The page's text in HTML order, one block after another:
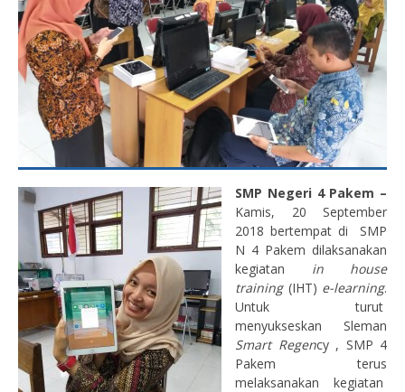
SMP Negeri 4 Pakem –
Kamis, 20 September
2018 bertempat di SMP
N 4 Pakem dilaksanakan
kegiatan in house
training(IHT) e-learning.
Untuk turut
menyukseskan Sleman
Smart Regency , SMP 4
Pakem terus
melaksanakan kegiatan